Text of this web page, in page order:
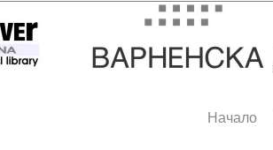
Начало